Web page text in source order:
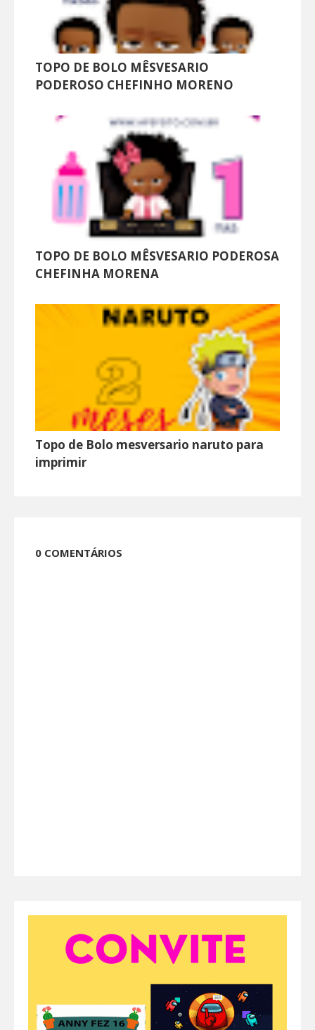
TOPO DE BOLO MÊSVESARIO
PODEROSO CHEFINHO MORENO
TOPO DE BOLO MÊSVESARIO PODEROSA
CHEFINHA MORENA
Topo de Bolo mesversario naruto para
imprimir
0 COMENTÁRIOS